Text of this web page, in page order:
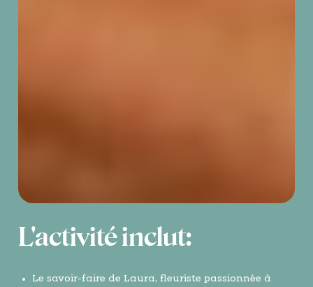
L'activité inclut:
Le savoir-faire de Laura, fleuriste passionnée à